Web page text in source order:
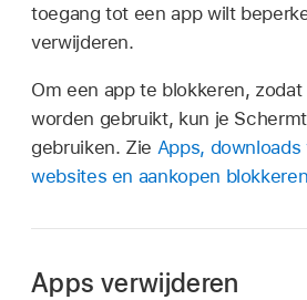
toegang tot een app wilt
verwijderen.
Om een app te blokkeren,
worden gebruikt, kun je
gebruiken. Zie Apps, downloads
websites en aankopen
Apps verwijderen